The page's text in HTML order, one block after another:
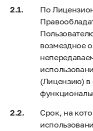
По
возмездное
(Лицензию) в
Срок, на